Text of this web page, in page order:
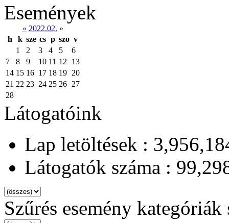
Események
« 2022.02. »
h
k sze cs p szo v
1
2 3 4 5
6
7
8 9 10 11 12
13
14 15 16 17 18 19 20
21 22 23 24 25 26 27
28
Látogatóink
Lap letöltések :
Látogatók száma :
Szűrés esemény kategóriák